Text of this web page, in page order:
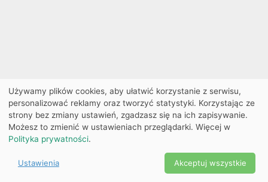
Ekobilet2026 |
Ustawienia
cookies
2026
Używamy plików cookies, aby ułatwić korzystanie z serwisu,
personalizować reklamy oraz tworzyć statystyki. Korzystając ze
strony bez zmiany ustawień, zgadzasz się na ich zapisywanie.
Możesz to zmienić w ustawieniach przeglądarki. Więcej w
Polityka prywatności.
Ustawienia Akceptuj wszystkie